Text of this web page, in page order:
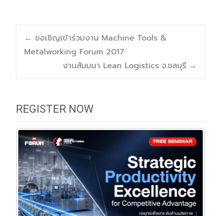
Post
navigation
← ขอเชิญเข้าร่วมงาน Machine Tools &
Metalworking Forum 2017
งานสัมมนา Lean Logistics จ.ชลบุรี →
REGISTER NOW